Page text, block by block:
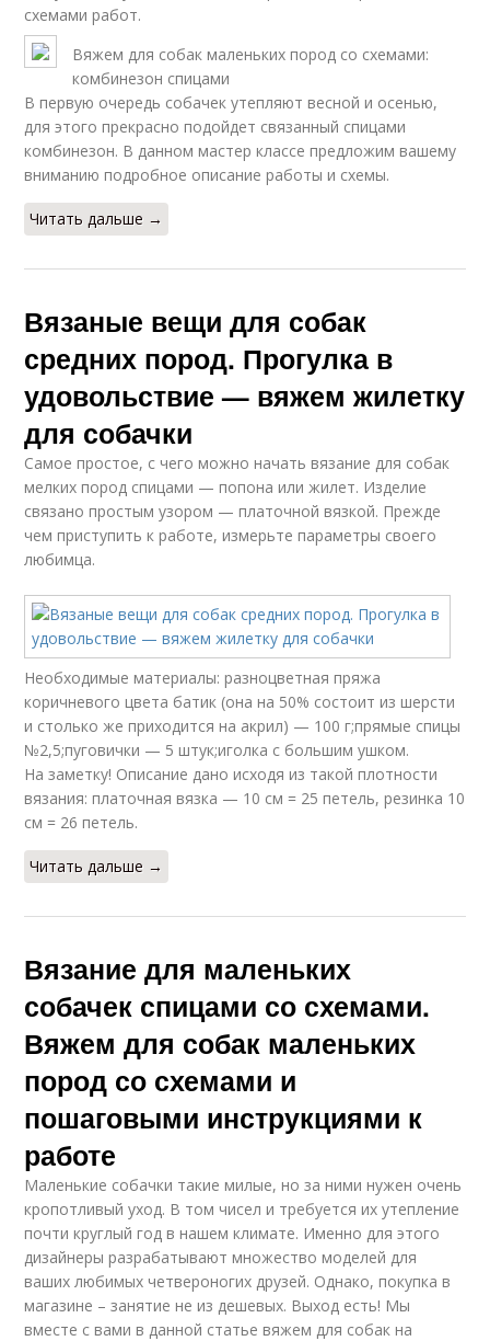
схемами работ.
Вяжем для собак маленьких пород со схемами:
комбинезон спицами
В первую очередь собачек утепляют весной и осенью,
для этого прекрасно подойдет связанный спицами
комбинезон. В данном мастер классе предложим вашему
вниманию подробное описание работы и схемы.
Читать дальше →
Вязаные вещи для собак
средних пород. Прогулка в
удовольствие — вяжем жилетку
для собачки
Самое простое, с чего можно начать вязание для собак
мелких пород спицами — попона или жилет. Изделие
связано простым узором — платочной вязкой. Прежде
чем приступить к работе, измерьте параметры своего
любимца.
Необходимые материалы: разноцветная пряжа
коричневого цвета батик (она на 50% состоит из шерсти
и столько же приходится на акрил) — 100 г;прямые спицы
№2,5;пуговички — 5 штук;иголка с большим ушком.
На заметку! Описание дано исходя из такой плотности
вязания: платочная вязка — 10 см = 25 петель, резинка 10
см = 26 петель.
Читать дальше →
Вязание для маленьких
собачек спицами со схемами.
Вяжем для собак маленьких
пород со схемами и
пошаговыми инструкциями к
работе
Маленькие собачки такие милые, но за ними нужен очень
кропотливый уход. В том чисел и требуется их утепление
почти круглый год в нашем климате. Именно для этого
дизайнеры разрабатывают множество моделей для
ваших любимых четвероногих друзей. Однако, покупка в
магазине – занятие не из дешевых. Выход есть! Мы
вместе с вами в данной статье вяжем для собак на